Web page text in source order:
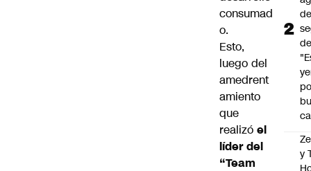
consumad
o.
Esto,
luego del
amedrent
amiento
que
realizó el
líder del
“Team
de
y